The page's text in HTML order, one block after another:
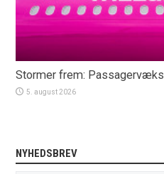
Stormer frem:
5. august 2026
NYHEDSBREV